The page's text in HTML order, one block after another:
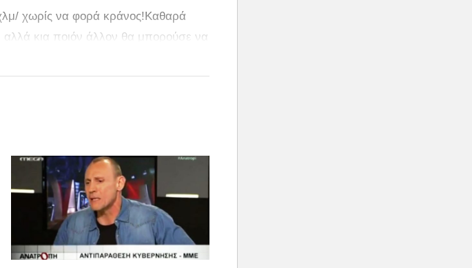
χωρίς να φορά κράνος!Καθαρά
αλλά κια ποιόν άλλον θα μπορούσε να